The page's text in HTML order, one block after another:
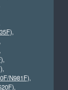
,
,
,
,
,
N981F),
,